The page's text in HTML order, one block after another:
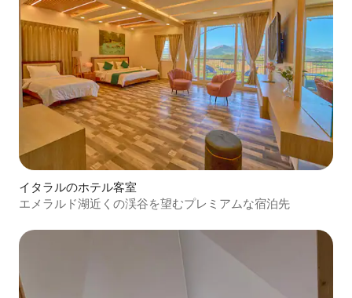
イタラルのホテル客室
エメラルド湖近くの渓谷を望むプレミアムな宿泊先